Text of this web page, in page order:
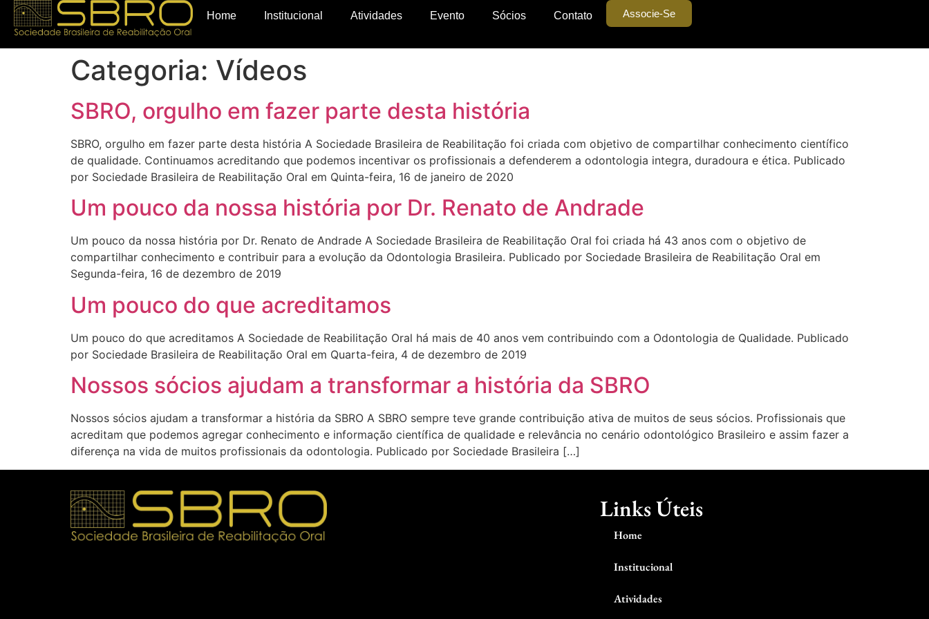
Home Institucional Atividades Evento Sócios Contato Associe-Se
Categoria: Vídeos
SBRO, orgulho em fazer parte desta história
SBRO, orgulho em fazer parte desta história A Sociedade Brasileira de Reabilitação foi criada com objetivo de compartilhar conhecimento científico
de qualidade. Continuamos acreditando que podemos incentivar os profissionais a defenderem a odontologia integra, duradoura e ética. Publicado
por Sociedade Brasileira de Reabilitação Oral em Quinta-feira, 16 de janeiro de 2020
Um pouco da nossa história por Dr. Renato de Andrade
Um pouco da nossa história por Dr. Renato de Andrade A Sociedade Brasileira de Reabilitação Oral foi criada há 43 anos com o objetivo de
compartilhar conhecimento e contribuir para a evolução da Odontologia Brasileira. Publicado por Sociedade Brasileira de Reabilitação Oral em
Segunda-feira, 16 de dezembro de 2019
Um pouco do que acreditamos
Um pouco do que acreditamos A Sociedade de Reabilitação Oral há mais de 40 anos vem contribuindo com a Odontologia de Qualidade. Publicado
por Sociedade Brasileira de Reabilitação Oral em Quarta-feira, 4 de dezembro de 2019
Nossos sócios ajudam a transformar a história da SBRO
Nossos sócios ajudam a transformar a história da SBRO A SBRO sempre teve grande contribuição ativa de muitos de seus sócios. Profissionais que
acreditam que podemos agregar conhecimento e informação científica de qualidade e relevância no cenário odontológico Brasileiro e assim fazer a
diferença na vida de muitos profissionais da odontologia. Publicado por Sociedade Brasileira […]
Links Úteis
Home
Institucional
Atividades